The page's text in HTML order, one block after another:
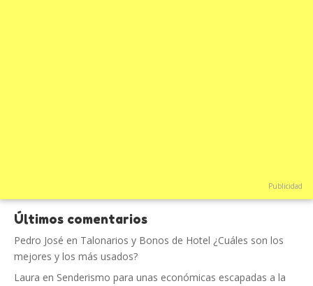
Publicidad
Últimos comentarios
Pedro José en Talonarios y Bonos de Hotel ¿Cuáles son los
mejores y los más usados?
Laura en Senderismo para unas económicas escapadas a la